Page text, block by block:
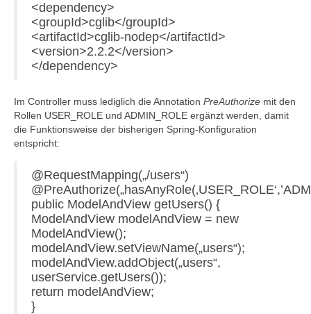
<dependency>
<groupId>cglib</groupId>
<artifactId>cglib-nodep</artifactId>
<version>2.2.2</version>
</dependency>
Im Controller muss lediglich die Annotation PreAuthorize mit den
Rollen USER_ROLE und ADMIN_ROLE ergänzt werden, damit
die Funktionsweise der bisherigen Spring-Konfiguration
entspricht:
@RequestMapping(„/users“)
public ModelAndView getUsers() {
ModelAndView modelAndView = new
ModelAndView();
modelAndView.setViewName(„users“);
modelAndView.addObject(„users“,
userService.getUsers());
return modelAndView;
}